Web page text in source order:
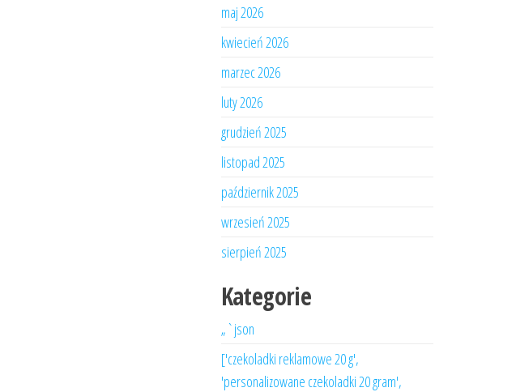
maj 2026
kwiecień 2026
marzec 2026
luty 2026
grudzień 2025
listopad 2025
październik 2025
wrzesień 2025
sierpień 2025
Kategorie
„`json
['czekoladki reklamowe 20 g',
'personalizowane czekoladki 20 gram',